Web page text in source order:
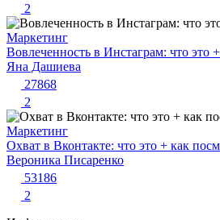
2
Маркетинг
Вовлеченность в Инстаграм: что это
Яна Дашиева
27868
2
Маркетинг
Охват в Вконтакте: что это + как
Вероника Писаренко
53186
2